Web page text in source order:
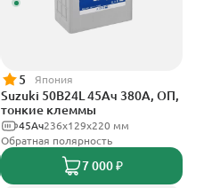
5 Япония
Suzuki 50B24L 45Ач 380А, ОП,
тонкие клеммы
236x129x220 мм
45Ач
Обратная полярность
7 000 ₽